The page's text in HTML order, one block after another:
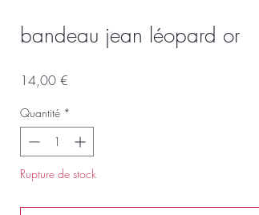
bandeau jean léopard or
14,00 €
Quantité *
Rupture de stock